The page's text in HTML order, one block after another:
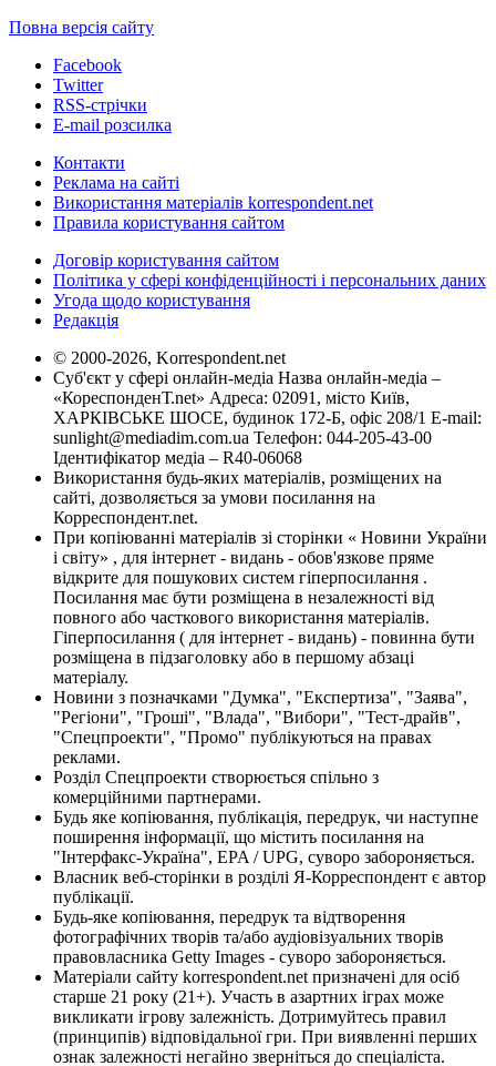
Повна версія сайту
Facebook
Twitter
RSS-стрічки
E-mail розсилка
Контакти
Реклама на сайті
Використання матеріалів korrespondent.net
Правила користування сайтом
Договір користування сайтом
Політика у сфері конфіденційності і персональних даних
Угода щодо користування
Редакція
© 2000-2026, Korrespondent.net
Суб'єкт у сфері онлайн-медіа Назва онлайн-медіа –
«КореспонденТ.net» Адреса: 02091, місто Київ,
ХАРКІВСЬКЕ ШОСЕ, будинок 172-Б, офіс 208/1 E-mail:
sunlight@mediadim.com.ua Телефон: 044-205-43-00
Ідентифікатор медіа – R40-06068
Використання будь-яких матеріалів, розміщених на
сайті, дозволяється за умови посилання на
Корреспондент.net.
При копіюванні матеріалів зі сторінки « Новини України
і світу» , для інтернет - видань - обов'язкове пряме
відкрите для пошукових систем гіперпосилання .
Посилання має бути розміщена в незалежності від
повного або часткового використання матеріалів.
Гіперпосилання ( для інтернет - видань) - повинна бути
розміщена в підзаголовку або в першому абзаці
матеріалу.
Новини з позначками "Думка", "Експертиза", "Заява",
"Регіони", "Гроші", "Влада", "Вибори", "Тест-драйв",
"Спецпроекти", "Промо" публікуються на правах
реклами.
Розділ Спецпроекти створюється спільно з
комерційними партнерами.
Будь яке копіювання, публікація, передрук, чи наступне
поширення інформації, що містить посилання на
"Інтерфакс-Україна", EPA / UPG, суворо забороняється.
Власник веб-сторінки в розділі Я-Корреспондент є автор
публікації.
Будь-яке копіювання, передрук та відтворення
фотографічних творів та/або аудіовізуальних творів
правовласника Getty Images - суворо забороняється.
Матеріали сайту korrespondent.net призначені для осіб
старше 21 року (21+). Участь в азартних іграх може
викликати ігрову залежність. Дотримуйтесь правил
(принципів) відповідальної гри. При виявленні перших
ознак залежності негайно зверніться до спеціаліста.